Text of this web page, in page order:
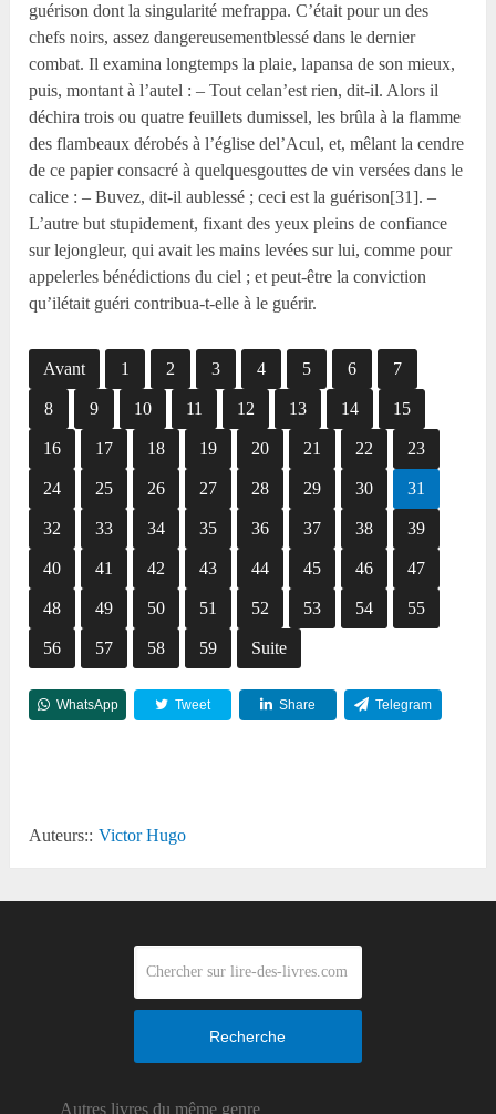
guérison dont la singularité mefrappa. C’était pour un des
chefs noirs, assez dangereusementblessé dans le dernier
combat. Il examina longtemps la plaie, lapansa de son mieux,
puis, montant à l’autel : – Tout celan’est rien, dit-il. Alors il
déchira trois ou quatre feuillets dumissel, les brûla à la flamme
des flambeaux dérobés à l’église del’Acul, et, mêlant la cendre
de ce papier consacré à quelquesgouttes de vin versées dans le
calice : – Buvez, dit-il aublessé ; ceci est la guérison[31]. –
L’autre but stupidement, fixant des yeux pleins de confiance
sur lejongleur, qui avait les mains levées sur lui, comme pour
appelerles bénédictions du ciel ; et peut-être la conviction
qu’ilétait guéri contribua-t-elle à le guérir.
Avant 1 2 3 4 5 6 7
8 9 10 11 12 13 14 15
16 17 18 19 20 21 22 23
24 25 26 27 28 29 30 31
32 33 34 35 36 37 38 39
40 41 42 43 44 45 46 47
48 49 50 51 52 53 54 55
56 57 58 59 Suite
WhatsApp Tweet Share Telegram
Auteurs:: Victor Hugo
Recherche
Autres livres du même genre